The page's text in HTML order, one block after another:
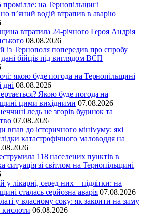
на Тернопільщині
п’яний водій втрапив в аварію
втратила 24-річного Героя Андрія
08.08.2026
із Тернополя попередив про спробу
бійців під виглядом ВСП
якою буде погода на Тернопільщині
дні 08.08.2026
Якою буде погода на
цими вихідними 07.08.2026
ледь не згорів будинок та
07.08.2026
впав до історичного мінімуму: які
катастрофічного маловоддя на
118 населених пунктів в
ситуація зі світлом на Тернопільщині
у лікарні, серед них – підлітки: на
сталась серйозна аварія 07.08.2026
у власному соку: як закрити на зиму
кислоти 06.08.2026